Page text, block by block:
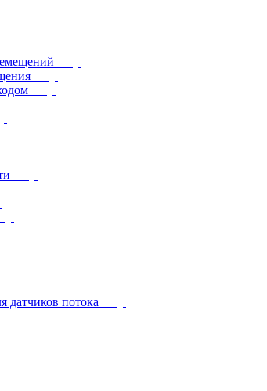
датчиков потока